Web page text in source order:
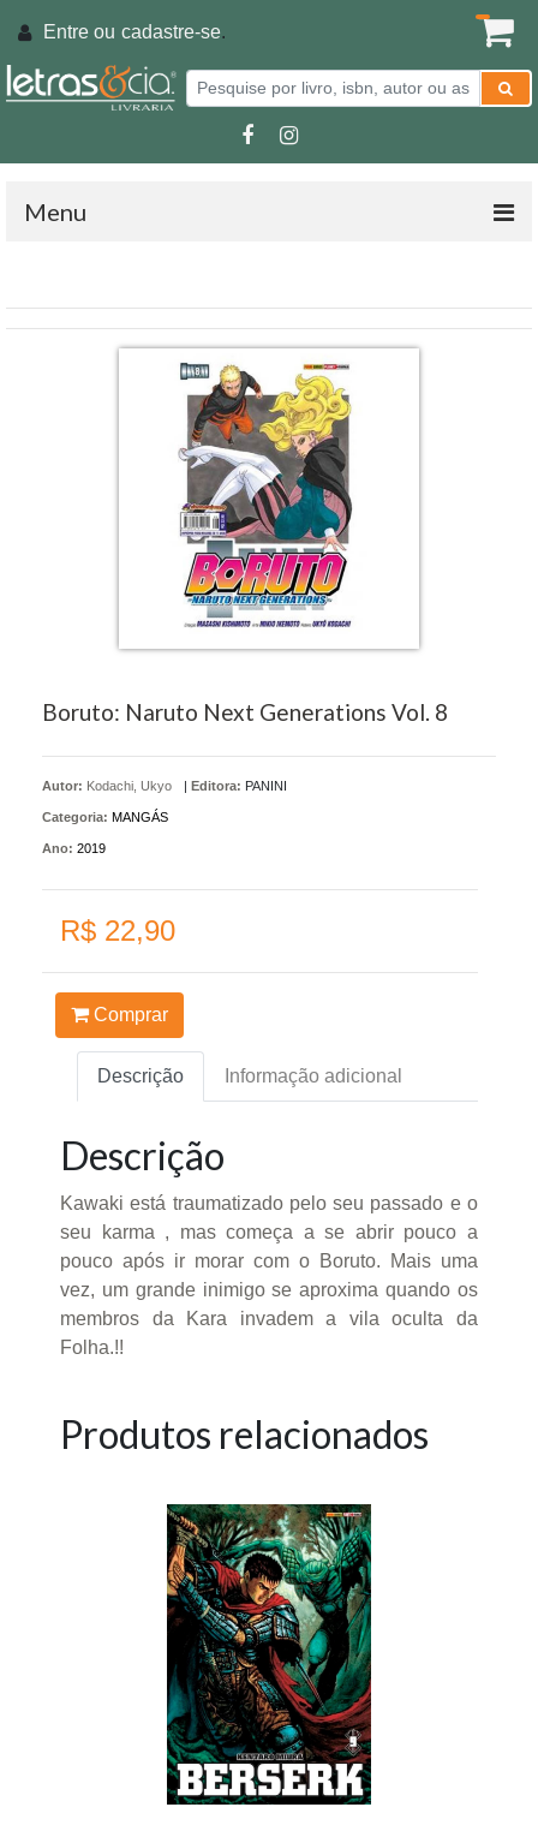
Entre ou cadastre-se.
Menu
Boruto: Naruto Next Generations Vol. 8
Autor: Kodachi, Ukyo | Editora: PANINI
Categoria: MANGÁS
Ano: 2019
R$ 22,90
Comprar
Descrição Informação adicional
Descrição
Kawaki está traumatizado pelo seu passado e o
seu karma , mas começa a se abrir pouco a
pouco após ir morar com o Boruto. Mais uma
vez, um grande inimigo se aproxima quando os
membros da Kara invadem a vila oculta da
Folha.!!
Produtos relacionados